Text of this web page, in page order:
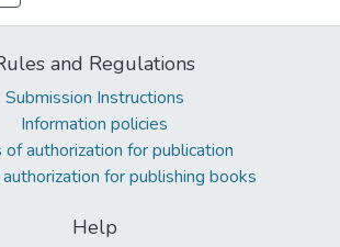
and Regulations
Submission Instructions
Information policies
of authorization for publication
for publishing books
Help